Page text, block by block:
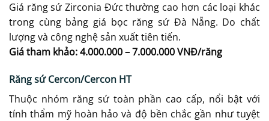
Giá răng sứ Zirconia Đức thường cao hơn các loại khác
trong cùng bảng giá bọc răng sứ Đà Nẵng. Do chất
lượng và công nghệ sản xuất tiên tiến.
Giá tham khảo: 4.000.000 – 7.000.000 VNĐ/răng
Răng sứ Cercon/Cercon HT
Thuộc nhóm răng sứ toàn phần cao cấp, nổi bật với
tính thẩm mỹ hoàn hảo và độ bền chắc gần như tuyệt